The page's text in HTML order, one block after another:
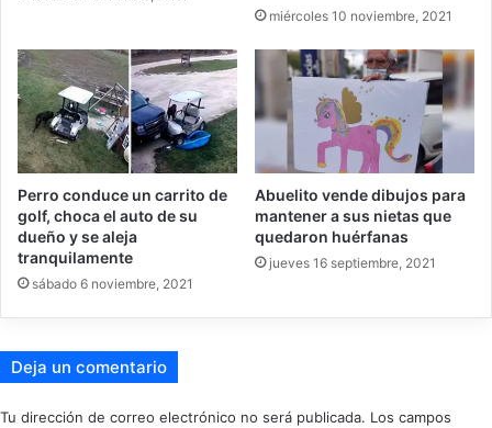
miércoles 10 noviembre, 2021
Perro conduce un carrito de
golf, choca el auto de su
dueño y se aleja
tranquilamente
sábado 6 noviembre, 2021
Abuelito vende dibujos para
mantener a sus nietas que
quedaron huérfanas
jueves 16 septiembre, 2021
Deja un comentario
Tu dirección de correo electrónico no será publicada. Los campos